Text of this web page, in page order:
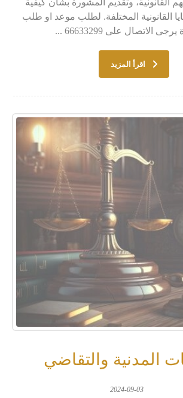
القانونية، وتقديم المشورة بشأن كيفية
القانونية المختلفة. لطلب موعد او طلب
الاتصال على 66633299 ...
اقرأ المزيد
المدنية والتقاضي
2024-09-03